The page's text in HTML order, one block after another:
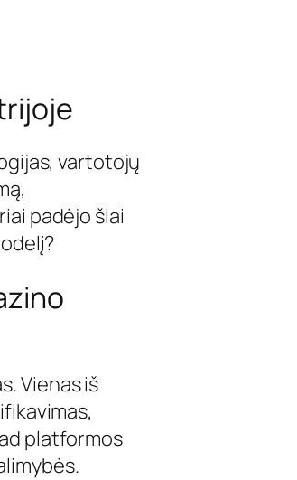
vartotojų
padėjo šiai
Vienas iš
platformos